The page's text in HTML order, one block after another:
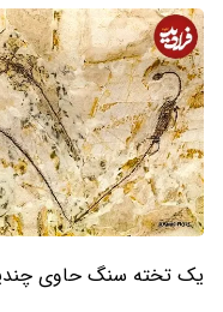
یک تخته سنگ حاوی